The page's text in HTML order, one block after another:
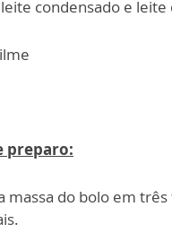
condensado e leite
preparo:
massa do bolo em três